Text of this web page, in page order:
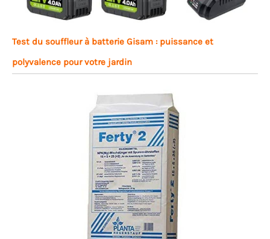
Test du souffleur à batterie Gisam : puissance et
polyvalence pour votre jardin